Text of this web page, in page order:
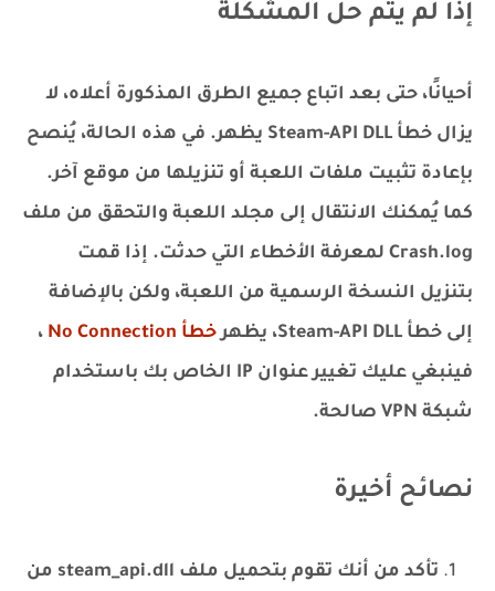
إذا لم يتم حل المشكلة
أحيانًا، حتى بعد اتباع جميع الطرق المذكورة أعلاه، لا
يزال خطأ Steam-API DLL يظهر. في هذه الحالة، يُنصح
بإعادة تثبيت ملفات اللعبة أو تنزيلها من موقع آخر.
كما يُمكنك الانتقال إلى مجلد اللعبة والتحقق من ملف
Crash.log لمعرفة الأخطاء التي حدثت. إذا قمت
بتنزيل النسخة الرسمية من اللعبة، ولكن بالإضافة
إلى خطأ Steam-API DLL، يظهر
خطأ No Connection
،
فينبغي عليك تغيير عنوان IP الخاص بك باستخدام
شبكة VPN صالحة.
نصائح أخيرة
تأكد من أنك تقوم بتحميل ملف steam_api.dll من